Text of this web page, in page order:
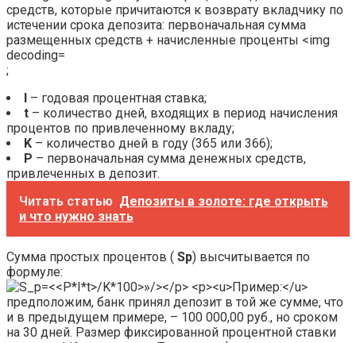
;
– годовая процентная ставка;
t – количество дней, входящих в период начисления
процентов по привлеченному вкладу;
K – количество дней в году (365 или 366);
P – первоначальная сумма денежных средств,
привлеченных в депозит.
Читать статью Депозиты в золоте: где открыть
и что нужно знать
Сумма простых процентов ( Sp) высчитывается по
формуле: